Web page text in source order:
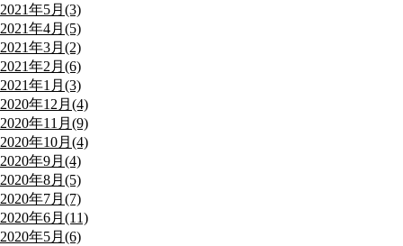
2021年5月(3)
2021年4月(5)
2021年3月(2)
2021年2月(6)
2021年1月(3)
2020年12月(4)
2020年11月(9)
2020年10月(4)
2020年9月(4)
2020年8月(5)
2020年7月(7)
2020年6月(11)
2020年5月(6)